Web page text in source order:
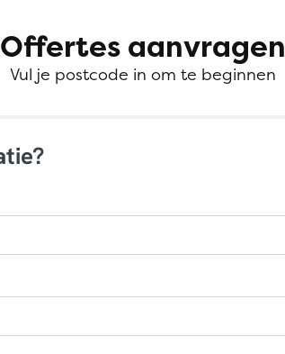
Offertes aanvragen
Vul je postcode in om te beginnen